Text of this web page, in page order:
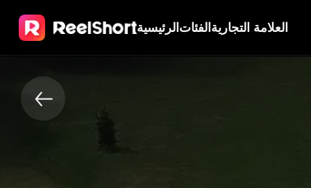
الرئيسيةالفئاتالعلامة التجارية